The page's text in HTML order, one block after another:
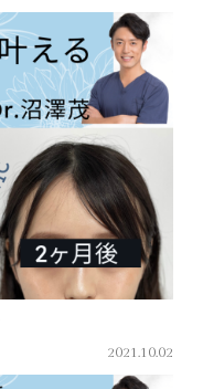
2021.10.02